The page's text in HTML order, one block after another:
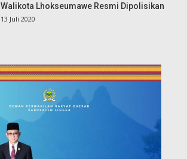
Walikota Lhokseumawe Resmi Dipolisikan
13 Juli 2020